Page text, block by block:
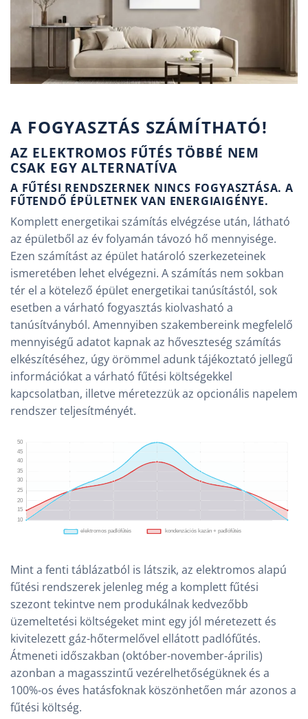
A FOGYASZTÁS SZÁMÍTHATÓ!
AZ ELEKTROMOS FŰTÉS TÖBBÉ NEM
CSAK EGY ALTERNATÍVA
A FŰTÉSI RENDSZERNEK NINCS FOGYASZTÁSA. A
FŰTENDŐ ÉPÜLETNEK VAN ENERGIAIGÉNYE.
Komplett energetikai számítás elvégzése után, látható
az épületből az év folyamán távozó hő mennyisége.
Ezen számítást az épület határoló szerkezeteinek
ismeretében lehet elvégezni. A számítás nem sokban
tér el a kötelező épület energetikai tanúsítástól, sok
esetben a várható fogyasztás kiolvasható a
tanúsítványból. Amennyiben szakembereink megfelelő
mennyiségű adatot kapnak az hőveszteség számítás
elkészítéséhez, úgy örömmel adunk tájékoztató jellegű
információkat a várható fűtési költségekkel
kapcsolatban, illetve méretezzük az opcionális napelem
rendszer teljesítményét.
Mint a fenti táblázatból is látszik, az elektromos alapú
fűtési rendszerek jelenleg még a komplett fűtési
szezont tekintve nem produkálnak kedvezőbb
üzemeltetési költségeket mint egy jól méretezett és
kivitelezett gáz-hőtermelővel ellátott padlófűtés.
Átmeneti időszakban (október-november-április)
azonban a magasszintű vezérelhetőségüknek és a
100%-os éves hatásfoknak köszönhetően már azonos a
fűtési költség.